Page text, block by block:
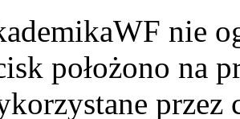
nie
położono na